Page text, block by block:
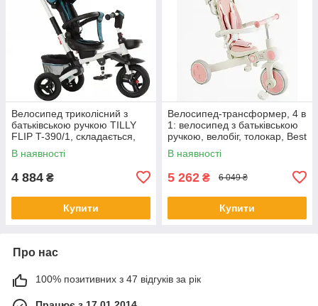
Велосипед триколісний з
батьківською ручкою TILLY
FLIP T-390/1, складається,
поворотне сидіння, зелений
В наявності
4 884 ₴
Купити
Велосипед-трансформер, 4 в
1: велосипед з батьківською
ручкою, велобіг, толокар, Best
Trike BS-12-303
В наявності
5 262 ₴ 6 049 ₴
Купити
Про нас
100% позитивних з 47 відгуків за рік